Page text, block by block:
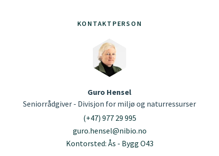
KONTAKTPERSON
Guro Hensel
Seniorrådgiver - Divisjon for miljø og naturressurser
(+47) 977 29 995
guro.hensel@nibio.no
Kontorsted: Ås - Bygg O43